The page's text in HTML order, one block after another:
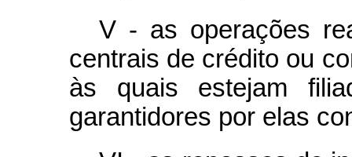
V - as operações
centrais de crédito ou
às quais estejam
garantidores por elas